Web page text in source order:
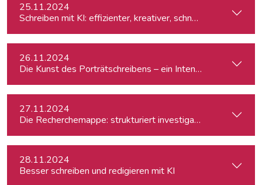
25.11.2024
Schreiben mit KI: effizienter, kreativer, schneller
26.11.2024
Die Kunst des Porträtschreibens – ein Intensiv-Workshop
27.11.2024
Die Recherchemappe: strukturiert investigativ arbeiten,
28.11.2024
Besser schreiben und redigieren mit KI